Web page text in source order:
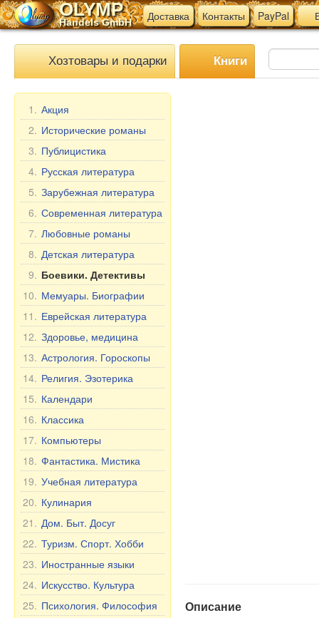
OLYMP
Handels GmbH Доставка Контакты PayPal
Хозтовары и подарки Книги
1. Акция
2. Исторические романы
3. Публицистика
4. Русская литература
5. Зарубежная литература
6. Современная литература
7. Любовные романы
8. Детская литература
9. Боевики. Детективы
10. Мемуары. Биографии
11. Еврейская литература
12. Здоровье, медицина
13. Астрология. Гороскопы
14. Религия. Эзотерика
15. Календари
16. Классика
17. Компьютеры
18. Фантастика. Мистика
19. Учебная литература
20. Кулинария
21. Дом. Быт. Досуг
22. Туризм. Спорт. Хобби
23. Иностранные языки
24. Искусство. Культура
25. Психология. Философия
Описание